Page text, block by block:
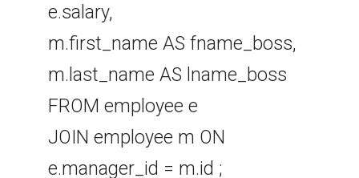
e.salary,
m.first_name AS fname_boss,
m.last_name AS lname_boss
FROM employee e
JOIN employee m ON
e.manager_id = m.id ;